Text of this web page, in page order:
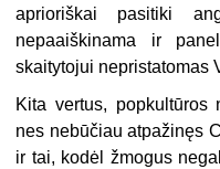
aprioriškai pasitiki
nepaaiškinama ir
skaitytojui nepristatomas
Kita vertus, popkultūros
nes nebūčiau atpažinęs
ir tai, kodėl žmogus